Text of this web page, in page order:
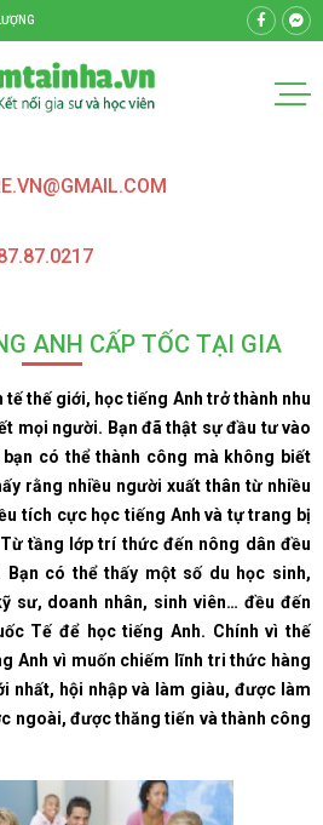
ANH CẤP TỐC TẠI GIA
thế giới, học tiếng Anh trở thành nhu
mọi người. Bạn đã thật sự đầu tư vào
có thể thành công mà không biết
rằng nhiều người xuất thân từ nhiều
tích cực học tiếng Anh và tự trang bị
tầng lớp trí thức đến nông dân đều
Bạn có thể thấy một số du học sinh,
sư, doanh nhân, sinh viên… đều đến
Tế để học tiếng Anh. Chính vì thế
Anh vì muốn chiếm lĩnh tri thức hàng
nhất, hội nhập và làm giàu, được làm
ngoài, được thăng tiến và thành công